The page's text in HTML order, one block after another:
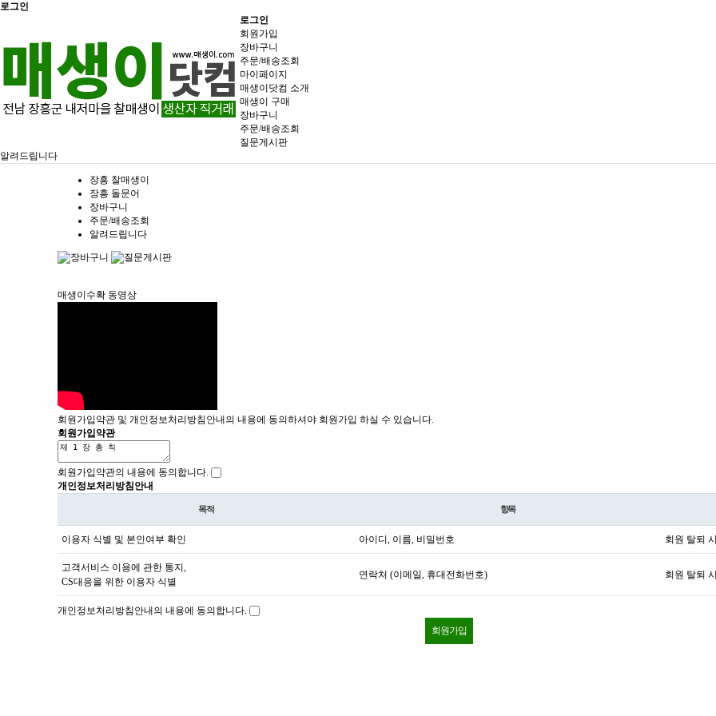
로그인
로그인
회원가입
장바구니
주문/배송조회
마이페이지
매생이닷컴 소개
매생이 구매
장바구니
주문/배송조회
질문게시판
알려드립니다
장흥 찰매생이
장흥 돌문어
장바구니
주문/배송조회
알려드립니다
매생이수확 동영상
회원가입약관 및 개인정보처리방침안내의 내용에 동의하셔야 회원가입 하실 수 있습니다.
회원가입약관
회원가입약관의 내용에 동의합니다.
개인정보처리방침안내
목적 항목
이용자 식별 및 본인여부 확인 아이디, 이름, 비밀번호 회원 탈퇴
고객서비스 이용에 관한 통지,
CS대응을 위한 이용자 식별
연락처 (이메일, 휴대전화번호) 회원 탈퇴
개인정보처리방침안내의 내용에 동의합니다.